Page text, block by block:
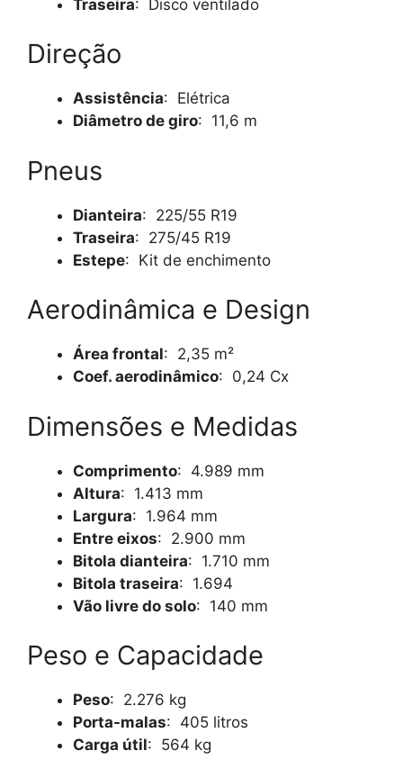
Traseira: Disco ventilado
Direção
Assistência: Elétrica
Diâmetro de giro: 11,6 m
Pneus
Dianteira: 225/55 R19
Traseira: 275/45 R19
Estepe: Kit de enchimento
Aerodinâmica e Design
Área frontal: 2,35 m²
Coef. aerodinâmico: 0,24 Cx
Dimensões e Medidas
Comprimento: 4.989 mm
Altura: 1.413 mm
Largura: 1.964 mm
Entre eixos: 2.900 mm
Bitola dianteira: 1.710 mm
Bitola traseira: 1.694
Vão livre do solo: 140 mm
Peso e Capacidade
Peso: 2.276 kg
Porta-malas: 405 litros
Carga útil: 564 kg